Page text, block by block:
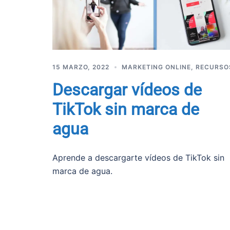
15 MARZO, 2022 MARKETING ONLINE
Descargar vídeos de
TikTok sin marca de
agua
Aprende a descargarte vídeos de TikTok sin
marca de agua.